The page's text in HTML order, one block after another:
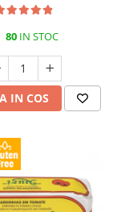
80IN STOC
IN COS